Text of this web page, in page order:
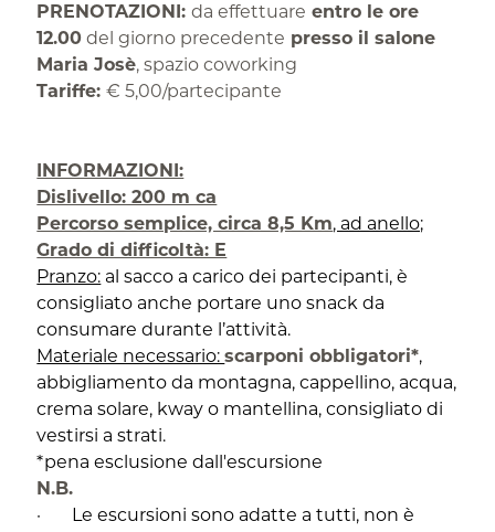
PRENOTAZIONI:da effettuare entro le ore
12.00 del giorno precedente presso il salone
Maria Josè, spazio coworking
Tariffe:€ 5,00/partecipante
INFORMAZIONI:
Dislivello: 200 m ca
Percorso semplice, circa 8,5 Km, ad anello;
Grado di difficoltà: E
Pranzo: al sacco a carico dei partecipanti, è
consigliato anche portare uno snack da
consumare durante l’attività.
Materiale necessario:scarponi obbligatori*,
abbigliamento da montagna, cappellino, acqua,
crema solare, kway o mantellina, consigliato di
vestirsi a strati.
*pena esclusione dall'escursione
N.B.
· Le escursioni sono adatte a tutti, non è